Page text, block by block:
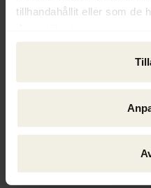
tillhandahållit eller som de
Doctoral studies,
2017–2018
Lawyer, Sveriges
Doctoral studies,